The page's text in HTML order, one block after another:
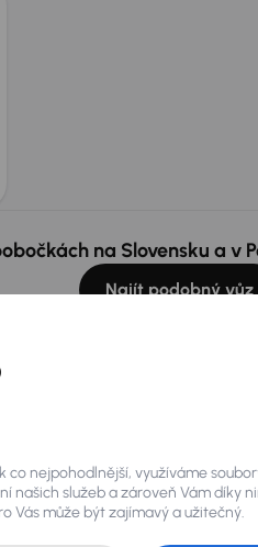
na Slovensku a
Najít podobný vůz
co nejpohodlnější, využíváme
našich služeb a zároveň Vám díky
Vás může být zajímavý a užitečný.